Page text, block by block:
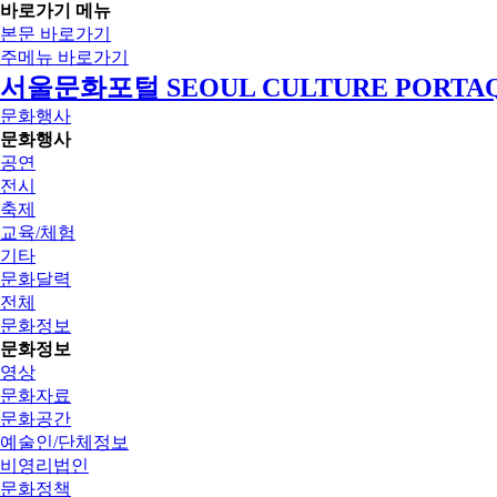
바로가기 메뉴
본문 바로가기
주메뉴 바로가기
서울문화포털 SEOUL CULTURE
문화행사
문화행사
공연
전시
축제
교육/체험
기타
문화달력
전체
문화정보
문화정보
영상
문화자료
문화공간
예술인/단체정보
비영리법인
문화정책